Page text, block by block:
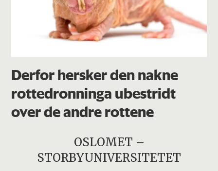
Derfor hersker den nakne
rottedronninga ubestridt
over de andre rottene
OSLOMET –
STORBYUNIVERSITETET